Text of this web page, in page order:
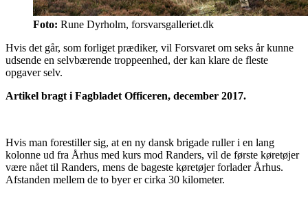
Foto: Rune Dyrholm, forsvarsgalleriet.dk
Hvis det går, som forliget prædiker, vil Forsvaret om seks år kunne
udsende en selvbærende troppeenhed, der kan klare de fleste
opgaver selv.
Artikel bragt i Fagbladet Officeren, december 2017.
Hvis man forestiller sig, at en ny dansk brigade ruller i en lang
kolonne ud fra Århus med kurs mod Randers, vil de første køretøjer
være nået til Randers, mens de bageste køretøjer forlader Århus.
Afstanden mellem de to byer er cirka 30 kilometer.